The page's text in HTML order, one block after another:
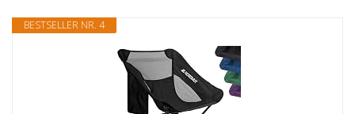
BESTSELLER NR. 4